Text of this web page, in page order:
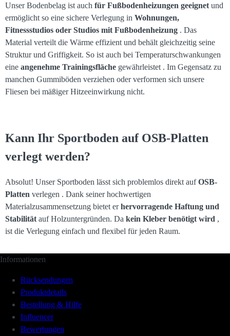
Unser Bodenbelag ist auch für Fußbodenheizungen geeignet und
ermöglicht so eine sichere Verlegung in Wohnungen,
Fitnessstudios oder Studios mit Fußbodenheizung . Das
Material verteilt die Wärme effizient und behält gleichzeitig seine
Struktur und Griffigkeit. So ist auch bei Temperaturschwankungen
eine angenehme Trainingsfläche gewährleistet . Im Gegensatz zu
manchen Gummiböden verziehen oder verformen sich unsere
Fliesen bei mäßiger Hitzeeinwirkung nicht.
Kann Ihr Sportboden auf OSB-Platten
verlegt werden?
Absolut! Unser Sportboden lässt sich problemlos direkt aufOSB-
Platten verlegen . Dank seiner hochwertigen
Materialzusammensetzung bietet erhervorragende Haftung und
Stabilität auf Holzuntergründen. Da kein Kleber benötigt wird ,
ist die Verlegung einfach und flexibel für jeden Raum.
Informationen
Rücksendungen
Produktdetails
Bestellung & Hilfe
Influencer
Bewertungen